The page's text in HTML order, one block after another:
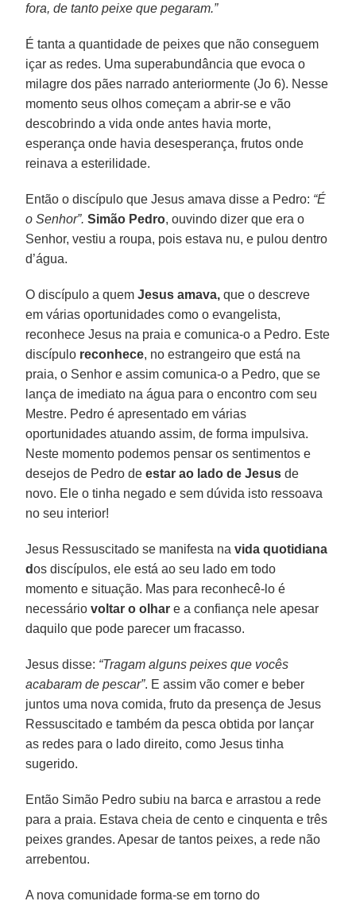
fora, de tanto peixe que pegaram.”
É tanta a quantidade de peixes que não conseguem
içar as redes. Uma superabundância que evoca o
milagre dos pães narrado anteriormente (Jo 6). Nesse
momento seus olhos começam a abrir-se e vão
descobrindo a vida onde antes havia morte,
esperança onde havia desesperança, frutos onde
reinava a esterilidade.
Então o discípulo que Jesus amava disse a Pedro: “É
o Senhor”. Simão Pedro, ouvindo dizer que era o
Senhor, vestiu a roupa, pois estava nu, e pulou dentro
d’água.
O discípulo a quemJesus amava, que o descreve
em várias oportunidades como o evangelista,
reconhece Jesus na praia e comunica-o a Pedro. Este
discípulo reconhece, no estrangeiro que está na
praia, o Senhor e assim comunica-o a Pedro, que se
lança de imediato na água para o encontro com seu
Mestre. Pedro é apresentado em várias
oportunidades atuando assim, de forma impulsiva.
Neste momento podemos pensar os sentimentos e
desejos de Pedro deestar ao lado de Jesus de
novo. Ele o tinha negado e sem dúvida isto ressoava
no seu interior!
Jesus Ressuscitado se manifesta navida quotidiana
dos discípulos, ele está ao seu lado em todo
momento e situação. Mas para reconhecê-lo é
necessáriovoltar o olhar e a confiança nele apesar
daquilo que pode parecer um fracasso.
Jesus disse: “Tragam alguns peixes que vocês
acabaram de pescar”. E assim vão comer e beber
juntos uma nova comida, fruto da presença de Jesus
Ressuscitado e também da pesca obtida por lançar
as redes para o lado direito, como Jesus tinha
sugerido.
Então Simão Pedro subiu na barca e arrastou a rede
para a praia. Estava cheia de cento e cinquenta e três
peixes grandes. Apesar de tantos peixes, a rede não
arrebentou.
A nova comunidade forma-se em torno do